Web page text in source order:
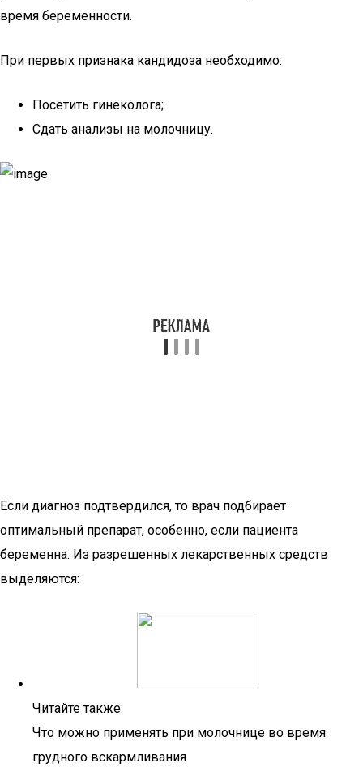
время беременности.
При первых признака кандидоза необходимо:
Посетить гинеколога;
Сдать анализы на молочницу.
Если диагноз подтвердился, то врач подбирает
оптимальный препарат, особенно, если пациента
беременна. Из разрешенных лекарственных средств
выделяются:
Читайте также:
Что можно применять при молочнице во время
грудного вскармливания